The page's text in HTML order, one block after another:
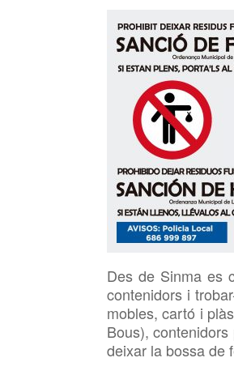
Des de Sinma es
contenidors i
mobles, cartó i
Bous),
deixar la bossa de